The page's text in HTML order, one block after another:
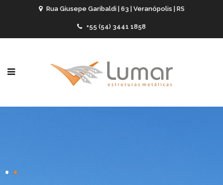
Rua Giusepe Garibaldi | 63 | Veranópolis | RS
+55 (54) 3441 1858